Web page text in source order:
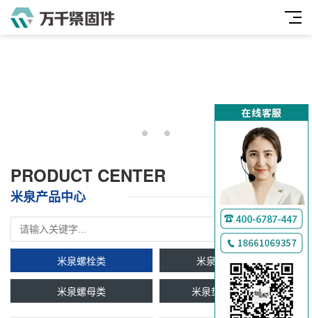
PRODUCT CENTER
米泉产品中心
米泉螺栓类 米泉双头牙条类
米泉螺母类 米泉垫圈及挡圈类